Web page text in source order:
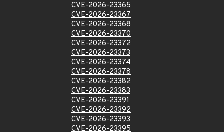
CVE-2026-23365
CVE-2026-23367
CVE-2026-23368
CVE-2026-23370
CVE-2026-23372
CVE-2026-23373
CVE-2026-23374
CVE-2026-23378
CVE-2026-23382
CVE-2026-23383
CVE-2026-23391
CVE-2026-23392
CVE-2026-23393
CVE-2026-23395